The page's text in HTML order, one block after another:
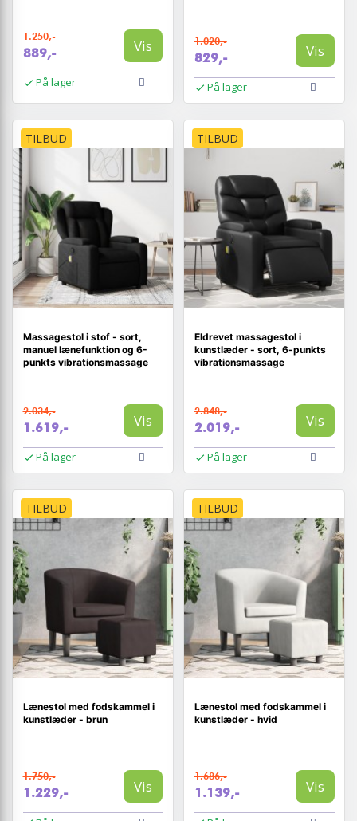
1.250,-
889,- Vis
På lager
1.020,-
829,- Vis
På lager
TILBUD
Massagestol i stof - sort,
manuel lænefunktion og 6-
punkts vibrationsmassage
2.034,-
1.619,- Vis
På lager
TILBUD
Eldrevet massagestol i
kunstlæder - sort, 6-punkts
vibrationsmassage
2.848,-
2.019,- Vis
På lager
TILBUD
Lænestol med fodskammel i
kunstlæder - brun
1.750,-
1.229,- Vis
TILBUD
Lænestol med fodskammel i
kunstlæder - hvid
1.686,-
1.139,- Vis